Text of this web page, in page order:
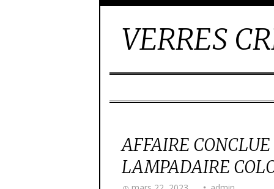
VERRES
AFFAIRE
LAMPADAIRE